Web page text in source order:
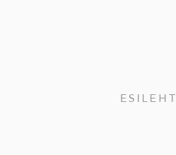
ESILEHT